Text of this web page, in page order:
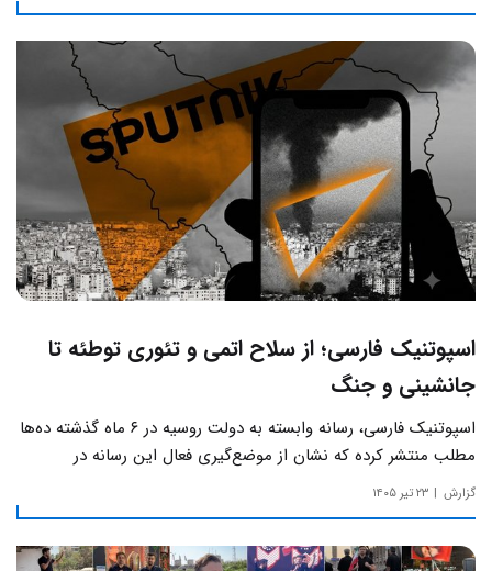
اسپوتنیک فارسی؛ از سلاح اتمی و تئوری توطئه تا
جانشینی و جنگ
اسپوتنیک فارسی، رسانه وابسته به دولت روسیه در ۶ ماه گذشته ده‌ها
مطلب منتشر کرده که نشان از موضع‌گیری فعال این رسانه‌ در
حساس‌ترین مسائل چالش‌های داخلی ایران دارد.
گزارش ۲۳ تیر ۱۴۰۵